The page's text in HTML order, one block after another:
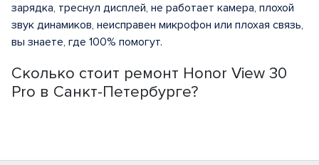
Сколько стоит ремонт Honor View 30
Pro в Санкт-Петербурге?
зарядка, треснул дисплей, не работает камера, плохой
звук динамиков, неисправен микрофон или плохая связь,
вы знаете, где 100% помогут.